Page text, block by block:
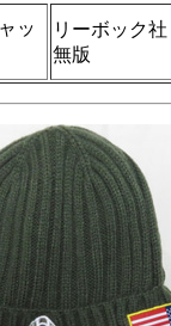
ッ
リーボック
無版